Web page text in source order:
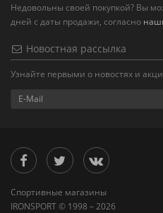
Недовольны своей покупкой? Вы
дней с даты продажи, согласно
Новостная рассылка
Узнайте первыми о новостях и
Спортивные магазины
IRONSPORT © 1998 – 2026